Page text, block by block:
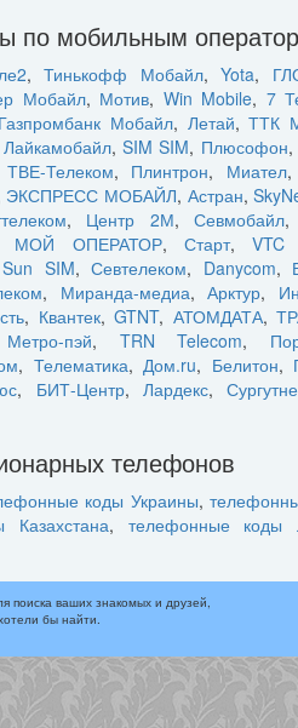
по мобильным
,Тинькофф Мобайл,Yota,
Мобайл, Мотив, Win Mobile, 7
Газпромбанк Мобайл, Летай,ТТК
Лайкамобайл, SIM SIM, Плюсофон,
ТВЕ-Телеком, Плинтрон, Миател
ЭКСПРЕСС МОБАЙЛ, Астран,
, Центр 2М,Севмобайл
МОЙ ОПЕРАТОР, Старт, VTC
Sun SIM,Севтелеком, Danycom,
, Миранда-медиа,Арктур,
, Квантек, GTNT, АТОМДАТА,
Метро-пэй, TRN Telecom,
, Телематика,Дом.ru, Белитон,
, БИТ-Центр, Лардекс,
телефонов
коды Украины,
, телефонные коды
поиска ваших знакомых и друзей,
бы найти.